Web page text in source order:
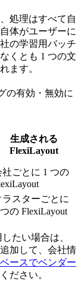
処理はすべて自
体がユーザーに
の学習用バッチ
くとも 1 つの文
ます。
の有効・無効に
生成される
FlexiLayout
社ごとに 1 つの
ラスターごとに
の FlexiLayout
たい場合は、
加して、会社情
ースでベンダー
ださい。